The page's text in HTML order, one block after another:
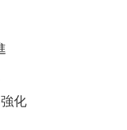
化